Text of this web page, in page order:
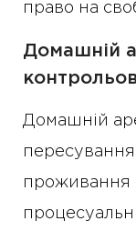
право на
Домашній
Домашній
проживання